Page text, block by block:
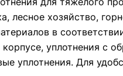
лесное хозяйство,
в
корпусе, уплотнения с
уплотнения. Для